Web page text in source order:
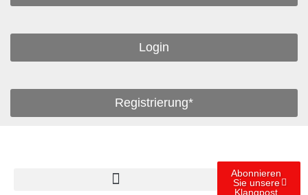
Login
Registrierung*
Abonnieren
Sie unsere
Klangpost